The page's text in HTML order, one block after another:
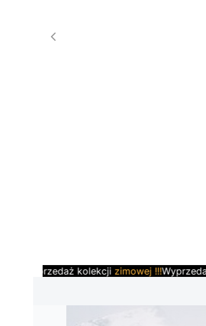
Wyprzedaż kolekcjizimowej !!!Wyprzedaż